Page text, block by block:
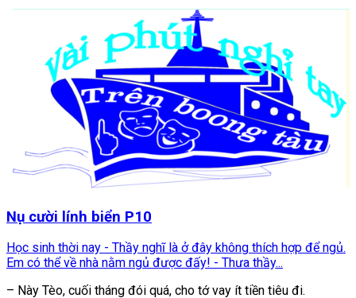
Nụ cười lính biển P10
Học sinh thời nay - Thầy nghĩ là ở đây không thích hợp để ngủ.
Em có thể về nhà nằm ngủ được đấy! - Thưa thầy...
– Này Tèo, cuối tháng đói quá, cho tớ vay ít tiền tiêu đi.